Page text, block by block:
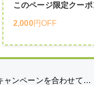
このページ限定クーポ
2,000円OFF
ャンペーンを合わせて…